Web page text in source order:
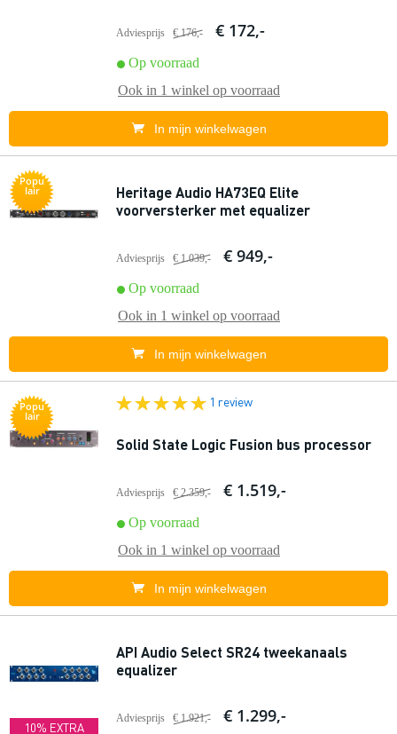
Adviesprijs € 176,- € 172,-
Op voorraad
Ook in 1 winkel op voorraad
In mijn winkelwagen
Popu
lair
Heritage Audio HA73EQ Elite
voorversterker met equalizer
Adviesprijs € 1.039,- € 949,-
Op voorraad
Ook in 1 winkel op voorraad
In mijn winkelwagen
Popu
lair
1 review
Solid State Logic Fusion bus processor
Adviesprijs € 2.359,- € 1.519,-
Op voorraad
Ook in 1 winkel op voorraad
In mijn winkelwagen
10% EXTRA
API Audio Select SR24 tweekanaals
equalizer
Adviesprijs € 1.921,- € 1.299,-